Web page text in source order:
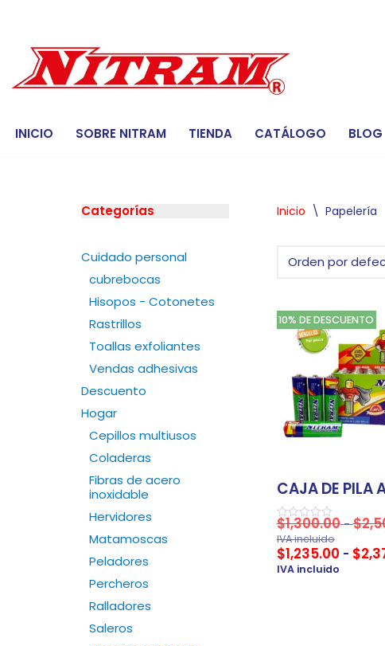
contenido
INICIO SOBRE NITRAM TIENDA CATÁLOGO BLOG
Categorías
Cuidado personal
cubrebocas
Hisopos - Cotonetes
Rastrillos
Toallas exfoliantes
Vendas adhesivas
Descuento
Hogar
Cepillos multiusos
Coladeras
Fibras de acero
inoxidable
Hervidores
Matamoscas
Peladores
Percheros
Ralladores
Saleros
Inicio \ Papelería
10% DE DESCUENTO
CAJA DE PILA
Valorado
en
0
de
5
$1,300.00-$
IVA incluido
$1,235.00 - $
IVA incluido